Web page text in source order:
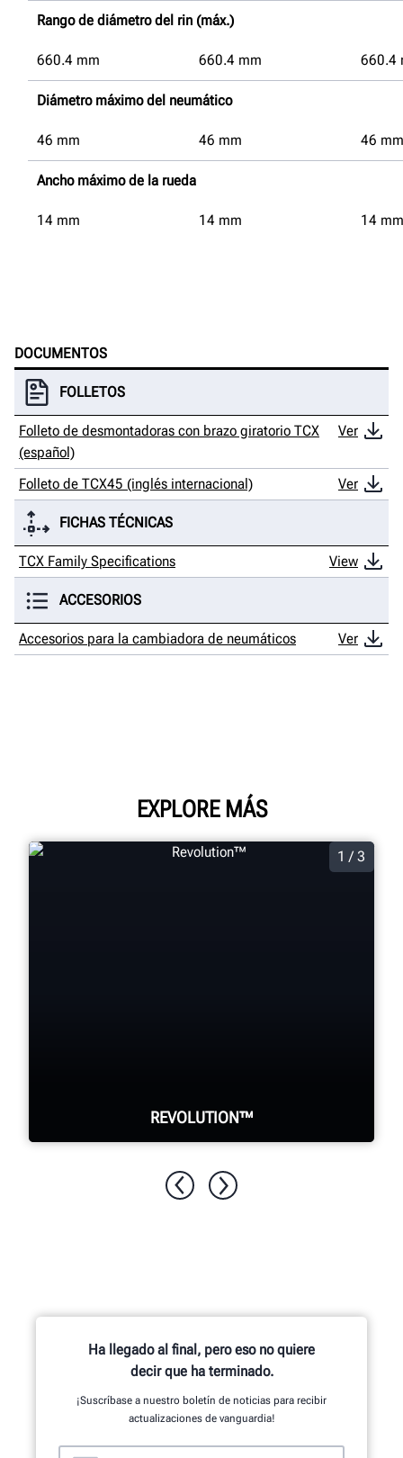
Rango de diámetro del rin (máx.)
660.4 mm 660.4 mm 660.4
Diámetro máximo del neumático
46 mm 46 mm 46 mm
Ancho máximo de la rueda
14 mm 14 mm 14 mm
DOCUMENTOS
FOLLETOS
Folleto de desmontadoras con brazo giratorio TCX
(español)
Ver
Folleto de TCX45 (inglés internacional) Ver
FICHAS TÉCNICAS
TCX Family Specifications View
ACCESORIOS
Accesorios para la cambiadora de neumáticos Ver
EXPLORE MÁS
1 / 3
REVOLUTION™
OBTENGA MÁS INFORMACIÓN
Ha llegado al final, pero eso no quiere
decir que ha terminado.
¡Suscríbase a nuestro boletín de noticias para recibir
actualizaciones de vanguardia!